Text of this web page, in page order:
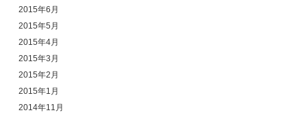
2015年6月
2015年5月
2015年4月
2015年3月
2015年2月
2015年1月
2014年11月